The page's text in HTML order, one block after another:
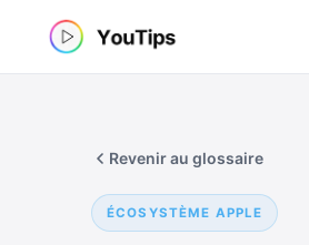
ÉCOSYSTÈME APPLE
Revenir au glossaire